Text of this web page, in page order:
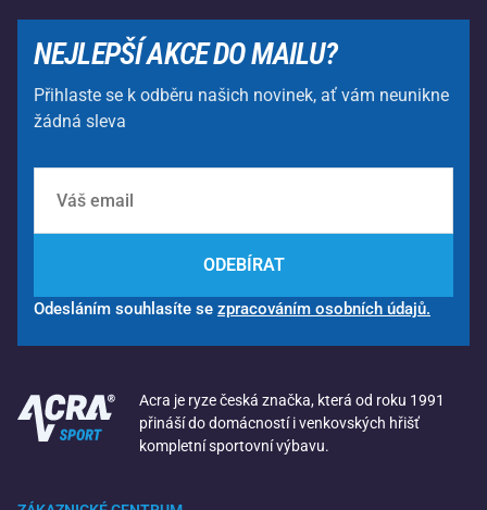
NEJLEPŠÍ AKCE DO MAILU?
Přihlaste se k odběru našich novinek, ať vám neunikne
žádná sleva
ODEBÍRAT
Odesláním souhlasíte se zpracováním osobních údajů.
Acra je ryze česká značka, která od roku 1991
přináší do domácností i venkovských hřišť
kompletní sportovní výbavu.